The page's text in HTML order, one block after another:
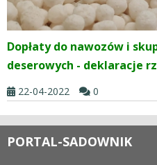
Dopłaty do nawozów i
deserowych - deklaracje
22-04-2022 0
PORTAL-SADOWNIK